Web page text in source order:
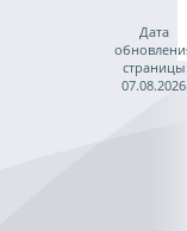
Дата
страницы
07.08.2026